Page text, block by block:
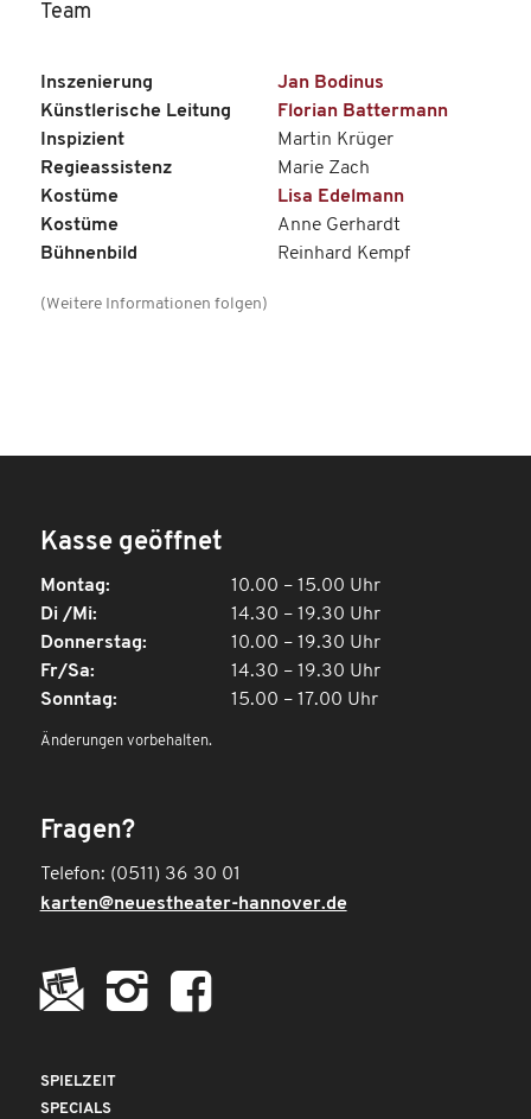
Team
Inszenierung
Jan Bodinus
Künstlerische Leitung
Florian Battermann
Inspizient
Martin Krüger
Regieassistenz
Marie Zach
Kostüme
Lisa Edelmann
Kostüme
Anne Gerhardt
Bühnenbild
Reinhard Kempf
(Weitere Informationen folgen)
Kasse geöffnet
Montag:
10.00 – 15.00 Uhr
Di /Mi:
14.30 – 19.30 Uhr
Donnerstag:
10.00 – 19.30 Uhr
Fr/Sa:
14.30 – 19.30 Uhr
Sonntag:
15.00 – 17.00 Uhr
Änderungen vorbehalten.
Fragen?
Telefon: (0511) 36 30 01
karten@neuestheater-hannover.de
SPIELZEIT
SPECIALS